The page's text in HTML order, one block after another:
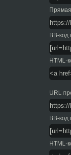
BB-код
HTML-
URL
BB-код
HTML-